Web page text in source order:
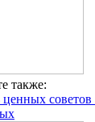
также:
ценных